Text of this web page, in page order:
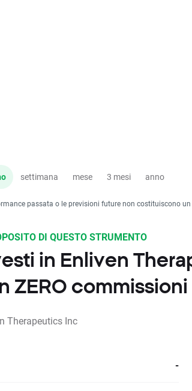
settimana mese 3 mesi anno
passata o le previsioni future non costituiscono
DI QUESTO STRUMENTO
in Enliven
ZERO commissioni
Therapeutics Inc
-